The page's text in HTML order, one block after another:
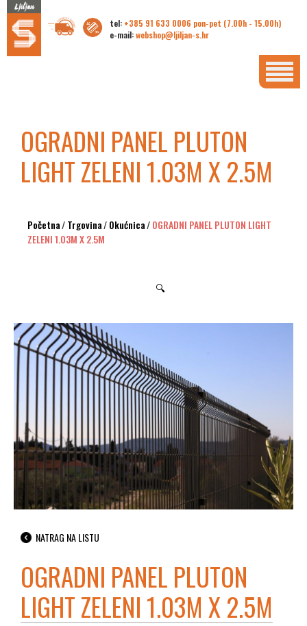
tel: +385 91 633 0006 pon-pet (7.00h - 15.00h)
e-mail:webshop@ljiljan-s.hr
OGRADNI PANEL PLUTON
LIGHT ZELENI 1.03M X 2.5M
Početna/Trgovina/Okućnica/OGRADNI PANEL PLUTON LIGHT
ZELENI 1.03M X 2.5M
🔍
NATRAG NA LISTU
OGRADNI PANEL PLUTON
LIGHT ZELENI 1.03M X 2.5M